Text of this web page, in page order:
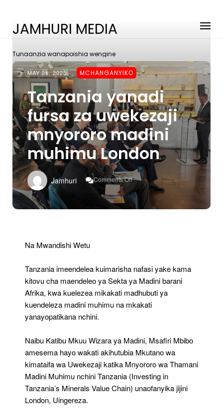
JAMHURI MEDIA
Tunaanzia wanapoishia wengine
MAY 21, 2025 MCHANGANYIKO
Tanzania yanadi
fursa za uwekezaji
mnyororo madini
muhimu London
Jamhuri Comments Off
On
Tanzania
Yanadi
Fursa
Na Mwandishi Wetu
Tanzania imeendelea kuimarisha nafasi yake kama
kitovu cha maendeleo ya Sekta ya Madini barani
Afrika, kwa kuelezea mikakati madhubuti ya
kuendeleza madini muhimu na mkakati
yanayopatikana nchini.
Naibu Katibu Mkuu Wizara ya Madini, Msafiri Mbibo
amesema hayo wakati akihutubia Mkutano wa
kimataifa wa Uwekezaji katika Mnyororo wa Thamani
Madini Muhimu nchini Tanzania (Investing in
Tanzania’s Minerals Value Chain) unaofanyika jijini
London, Uingereza.